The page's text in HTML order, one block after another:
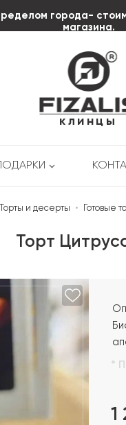
города-
магазина.
клинцы
ПОДАРКИ
Торты и десерты • Готовые
Торт
*
1